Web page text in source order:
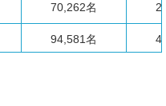
70,262名
94,581名